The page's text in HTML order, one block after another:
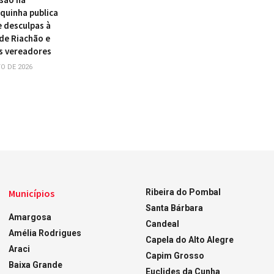
publica
desculpas à
Riachão e
vereadores
DE 2026
Municípios
Amargosa
Amélia Rodrigues
Araci
Baixa Grande
Ribeira do Pombal
Santa Bárbara
Candeal
Capela do Alto Alegre
Capim Grosso
Euclides da Cunha